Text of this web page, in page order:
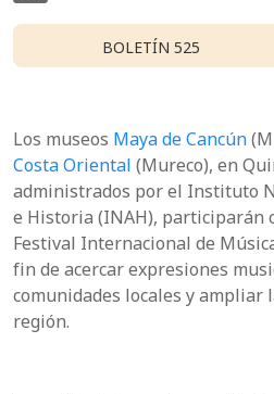
BOLETÍN 525
Los museos Maya de Cancún
Costa Oriental (Mureco), en
administrados por el Instituto
e Historia (INAH), participarán
Festival Internacional de
fin de acercar expresiones
comunidades locales y ampliar
región.